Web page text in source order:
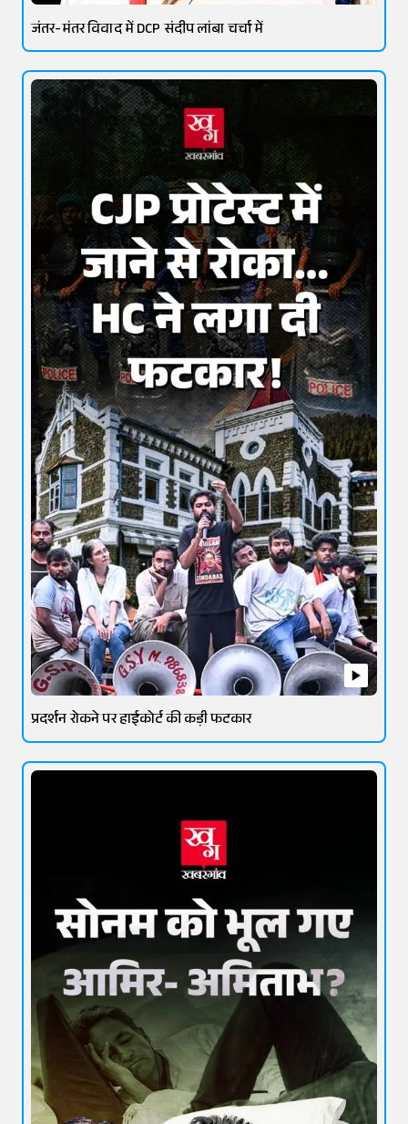
जंतर-मंतर विवाद में DCP संदीप लांबा चर्चा में
प्रदर्शन रोकने पर हाईकोर्ट की कड़ी फटकार